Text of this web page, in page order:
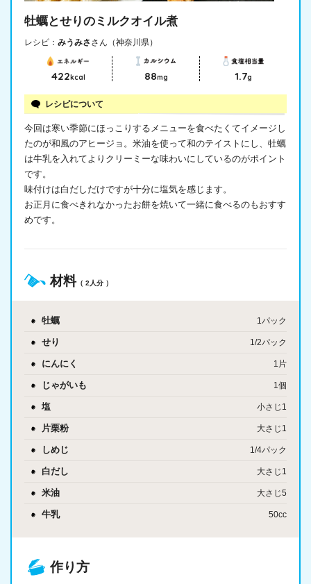
牡蠣とせりのミルクオイル煮
レシピ： みうみさ さん（神奈川県）
422kcal 88mg 1.7g
レシピについて
今回は寒い季節にほっこりするメニューを食べたくてイメージし
たのが和風のアヒージョ。米油を使って和のテイストにし、牡蠣
は牛乳を入れてよりクリーミーな味わいにしているのがポイント
です。
味付けは白だしだけですが十分に塩気を感じます。
お正月に食べきれなかったお餅を焼いて一緒に食べるのもおすす
めです。
材料（ 2人分 ）
牡蠣 1パック
せり 1/2パック
にんにく 1片
じゃがいも 1個
塩 小さじ1
片栗粉 大さじ1
しめじ 1/4パック
白だし 大さじ1
米油 大さじ5
牛乳 50cc
作り方